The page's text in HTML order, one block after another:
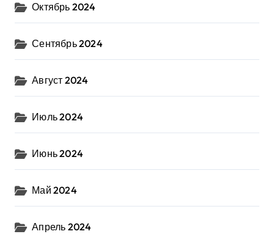
Октябрь 2024
Сентябрь 2024
Август 2024
Июль 2024
Июнь 2024
Май 2024
Апрель 2024